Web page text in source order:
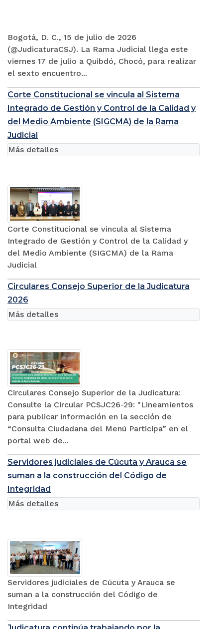
Bogotá, D. C., 15 de julio de 2026
(@JudicaturaCSJ). La Rama Judicial llega este
viernes 17 de julio a Quibdó, Chocó, para realizar
el sexto encuentro...
Corte Constitucional se vincula al Sistema
Integrado de Gestión y Control de la Calidad y
del Medio Ambiente (SIGCMA) de la Rama
Judicial
Corte Constitucional se vincula al Sistema
Integrado de Gestión y Control de la Calidad y
del Medio Ambiente (SIGCMA) de la Rama
Judicial
Más detalles
Circulares Consejo Superior de la Judicatura
2026
Circulares Consejo Superior de la Judicatura:
Consulte la Circular PCSJC26-29: "Lineamientos
para publicar información en la sección de
“Consulta Ciudadana del Menú Participa” en el
portal web de...
Más detalles
Servidores judiciales de Cúcuta y Arauca se
suman a la construcción del Código de
Integridad
Servidores judiciales de Cúcuta y Arauca se
suman a la construcción del Código de
Integridad
Más detalles